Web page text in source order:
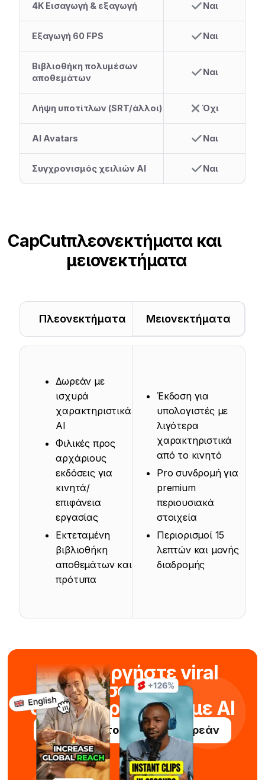
4Κ Εισαγωγή & εξαγωγή Ναι
Εξαγωγή 60 FPS Ναι
Βιβλιοθήκη πολυμέσων
αποθεμάτων
Ναι
Λήψη υποτίτλων (SRT/άλλοι) Όχι
AI Avatars Ναι
Συγχρονισμός χειλιών AI Ναι
CapCutπλεονεκτήματα και
μειονεκτήματα
Πλεονεκτήματα Μειονεκτήματα
Δωρεάν με
ισχυρά
χαρακτηριστικά
AI
Φιλικές προς
αρχάριους
εκδόσεις για
κινητά/
επιφάνεια
εργασίας
Εκτεταμένη
βιβλιοθήκη
αποθεμάτων και
πρότυπα
Έκδοση για
υπολογιστές με
λιγότερα
χαρακτηριστικά
από το κινητό
Pro συνδρομή για
premium
περιουσιακά
στοιχεία
Περιορισμοί 15
λεπτών και μονής
διαδρομής
Δημιουργήστε viral
σορτς
σε δευτερόλεπτα με AI
Δοκιμάστε το Submagic δωρεάν